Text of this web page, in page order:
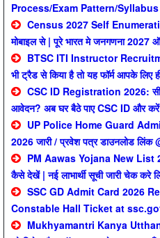
Process/Exam Pattern/Syllabus
Census 2027 Self
मोबाइल से | पूरे भारत मे जनगणना 2027
BTSC ITI Instructor
भी ट्रैड से किया है तो यह फॉर्म आपके लिए
CSC ID Registration 2026:
आवेदन? अब घर बैठे पाए CSC ID और करें
UP Police Home Guard Admit
2026 जारी / प्रवेश पत्र डाउनलोड
PM Aawas Yojana New List
कैसे देखें | नई लाभार्थी सूची जारी चेक करे
SSC GD Admit Card 2026
Constable Hall Ticket at
Mukhyamantri Kanya Utthan